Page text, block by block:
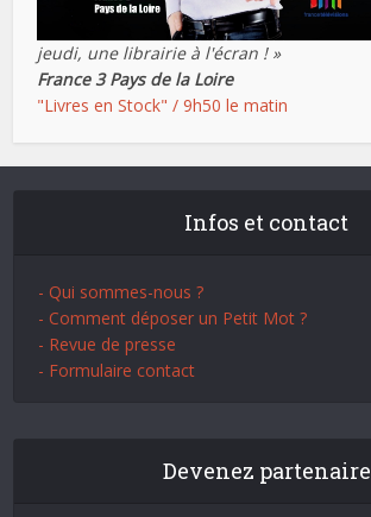
jeudi, une librairie à l'écran ! »
France 3 Pays de la Loire
"Livres en Stock" / 9h50 le matin
Infos et contact
- Qui sommes-nous ?
- Comment déposer un Petit Mot ?
- Revue de presse
- Formulaire contact
Devenez partenaire